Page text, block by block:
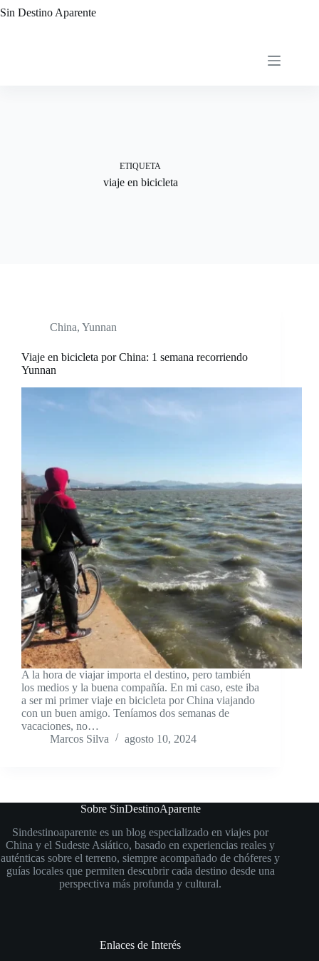
al
Sin Destino Aparente
ETIQUETA
viaje en bicicleta
China, Yunnan
Viaje en bicicleta por China: 1 semana recorriendo
Yunnan
A la hora de viajar importa el destino, pero también
los medios y la buena compañía. En mi caso, este iba
a ser mi primer viaje en bicicleta por China viajando
con un buen amigo. Teníamos dos semanas de
vacaciones, no…
Marcos Silva
agosto 10, 2024
Sobre SinDestinoAparente
Sindestinoaparente es un blog especializado en viajes por
China y el Sudeste Asiático, basado en experiencias reales y
auténticas sobre el terreno, siempre acompañado de chóferes y
guías locales que permiten descubrir cada destino desde una
perspectiva más profunda y cultural.
Enlaces de Interés